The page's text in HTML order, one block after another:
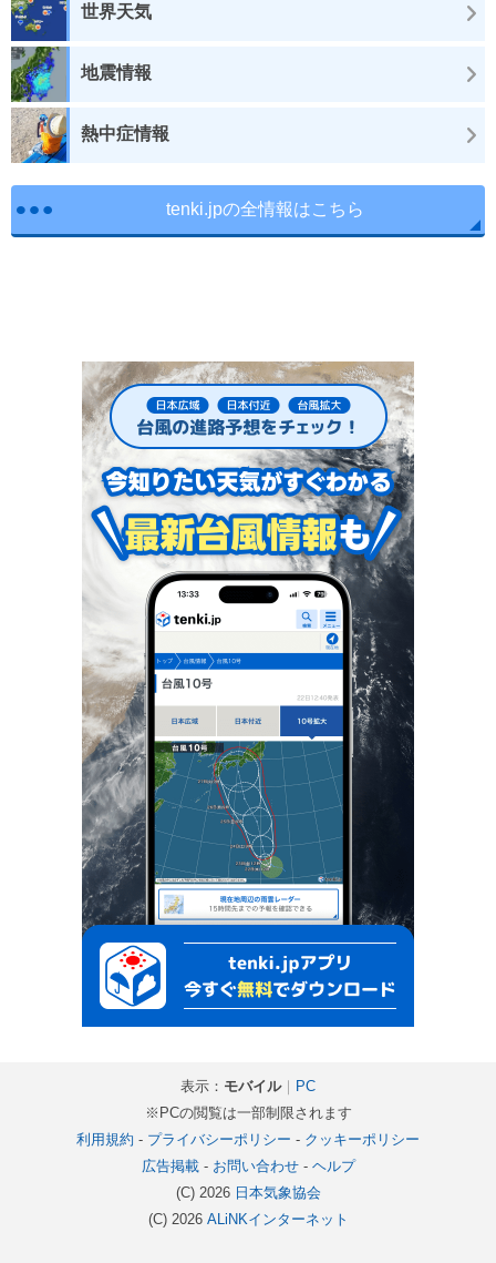
世界天気
地震情報
熱中症情報
tenki.jpの全情報はこちら
表示： モバイル｜ PC
※PCの閲覧は一部制限されます
利用規約 - プライバシーポリシー - クッキーポリシー
広告掲載- お問い合わせ- ヘルプ
(C) 2026 日本気象協会
(C) 2026 ALiNKインターネット